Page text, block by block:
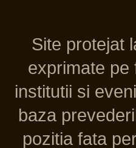
Site protejat
exprimate pe
institutii si
baza
pozitia fata